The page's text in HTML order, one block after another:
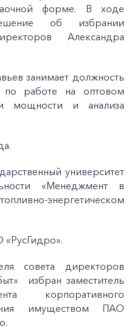
форме. В ходе
об избрании
Александра
занимает должность
по работе на оптовом
мощности и анализа
университет
«Менеджмент в
энергетическом
«РусГидро».
совета директоров
избран заместитель
корпоративного
имуществом ПАО